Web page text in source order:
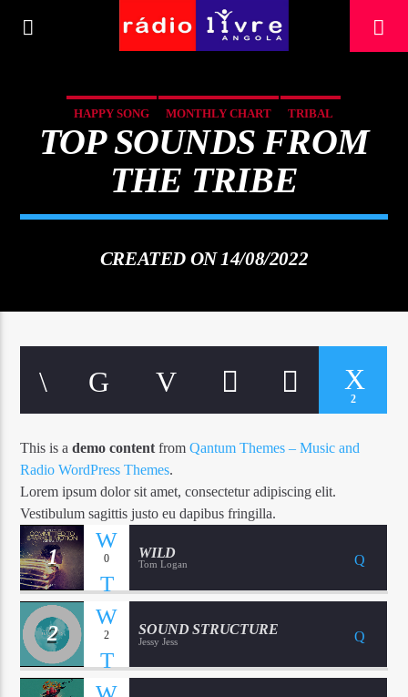
HAPPY SONG MONTHLY CHART TRIBAL
TOP SOUNDS FROM
THE TRIBE
CREATED ON 14/08/2022
2
This is ademo content fromQantum Themes – Music and
Radio WordPress Themes.
Lorem ipsum dolor sit amet, consectetur adipiscing elit.
Vestibulum sagittis justo eu dapibus fringilla.
1 0 WILD
Tom Logan
2 2 SOUND STRUCTURE
Jessy Jess